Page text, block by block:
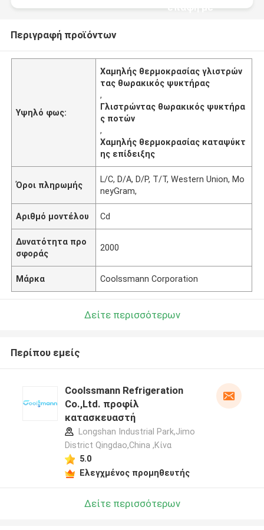
επαφή με
Περιγραφή προϊόντων
Υψηλό φως:
Χαμηλής θερμοκρασίας γλιστρών
τας θωρακικός ψυκτήρας
,
Γλιστρώντας θωρακικός ψυκτήρα
ς ποτών
,
Χαμηλής θερμοκρασίας καταψύκτ
ης επίδειξης
Όροι πληρωμής
L/C, D/A, D/P, T/T, Western Union, Mo
neyGram,
Αριθμό μοντέλου Cd
Δυνατότητα προ
σφοράς
2000
Μάρκα Coolssmann Corporation
Δείτε περισσότερων
Περίπου εμείς
Coolssmann Refrigeration
Co.,Ltd. προφίλ
κατασκευαστή
Longshan Industrial Park,Jimo
District Qingdao,China ,Κίνα
5.0
Ελεγχμένος προμηθευτής
Δείτε περισσότερων